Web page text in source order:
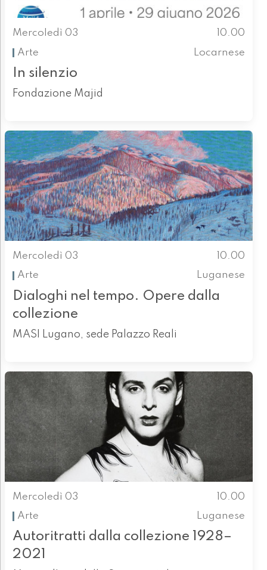
Mercoledì 03
10.00
Arte
Locarnese
In silenzio
Fondazione Majid
Mercoledì 03
10.00
Arte
Luganese
Dialoghi nel tempo. Opere dalla
collezione
MASI Lugano, sede Palazzo Reali
Mercoledì 03
10.00
Arte
Luganese
Autoritratti dalla collezione 1928–
2021